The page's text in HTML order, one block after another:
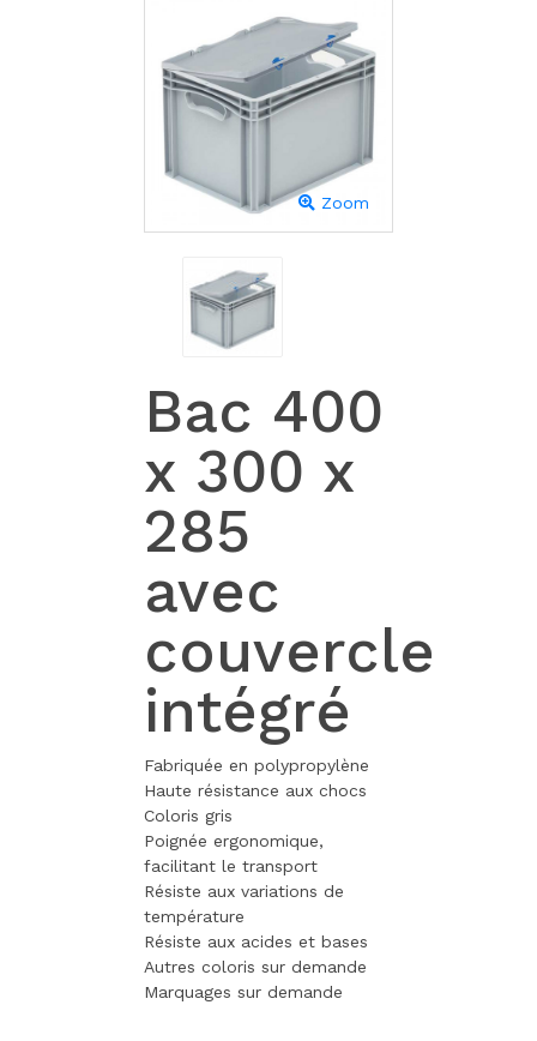
Zoom
Bac 400
x 300 x
285
avec
couvercle
intégré
Fabriquée en polypropylène
Haute résistance aux chocs
Coloris gris
Poignée ergonomique,
facilitant le transport
Résiste aux variations de
température
Résiste aux acides et bases
Autres coloris sur demande
Marquages sur demande